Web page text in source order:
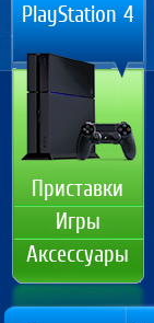
PlayStation 4
Приставки
Игры
Аксессуары